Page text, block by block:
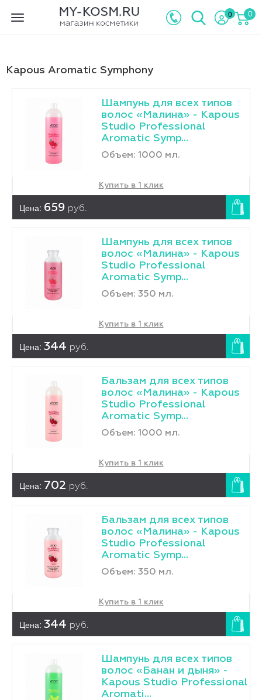
Toggle
0 0
Kapous Aromatic Symphony
Шампунь для всех типов
волос «Малина» - Kapous
Studio Professional
Aromatic Symp...
Объем: 1000 мл.
Купить в 1 клик
Цена: 659 руб.
Шампунь для всех типов
волос «Малина» - Kapous
Studio Professional
Aromatic Symp...
Объем: 350 мл.
Купить в 1 клик
Цена: 344 руб.
Бальзам для всех типов
волос «Малина» - Kapous
Studio Professional
Aromatic Symp...
Объем: 1000 мл.
Купить в 1 клик
Цена: 702 руб.
Бальзам для всех типов
волос «Малина» - Kapous
Studio Professional
Aromatic Symp...
Объем: 350 мл.
Купить в 1 клик
Цена: 344 руб.
Шампунь для всех типов
волос «Банан и дыня» -
Kapous Studio Professional
Aromati...